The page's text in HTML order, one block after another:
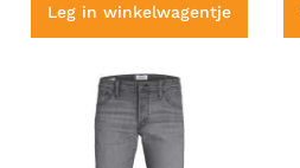
Leg in winkelwagentje